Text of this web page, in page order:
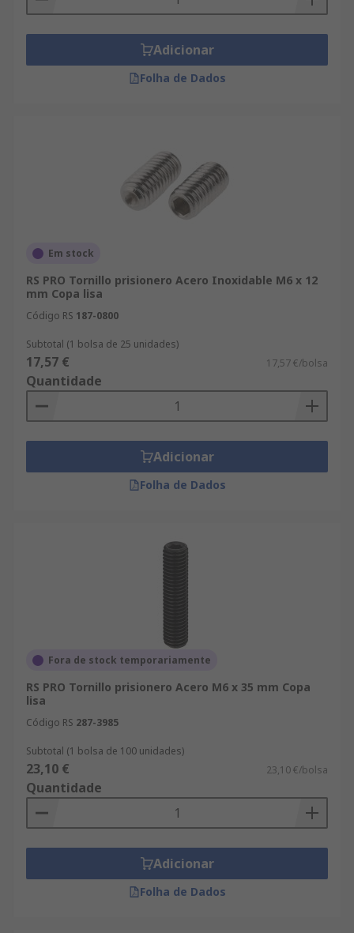
Adicionar
Folha de Dados
Em stock
RS PRO Tornillo prisionero Acero Inoxidable M6 x 12
mm Copa lisa
Código RS 187-0800
Subtotal (1 bolsa de 25 unidades)
17,57 € 17,57 €/bolsa
Quantidade
Adicionar
Folha de Dados
Fora de stock temporariamente
RS PRO Tornillo prisionero Acero M6 x 35 mm Copa
lisa
Código RS 287-3985
Subtotal (1 bolsa de 100 unidades)
23,10 € 23,10 €/bolsa
Quantidade
Adicionar
Folha de Dados